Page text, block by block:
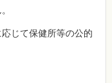
じて保健所等の公的